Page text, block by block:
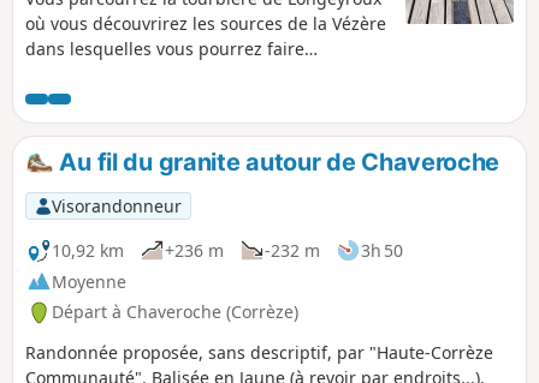
où vous découvrirez les sources de la Vézère
dans lesquelles vous pourrez faire
parcours de découverte de la tourbière avec
des tableaux pédagogiques.
Au fil du granite autour de Chaveroche
Visorandonneur
10,92 km
+236 m -232 m
3h 50
Moyenne
Départ à Chaveroche (Corrèze)
Randonnée proposée, sans descriptif, par "Haute-Corrèze
Communauté". Balisée en Jaune (à revoir par endroits...),